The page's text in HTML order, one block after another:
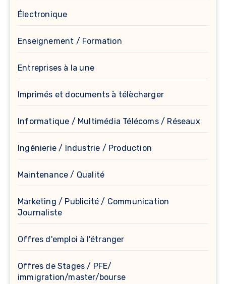
Électronique
Enseignement / Formation
Entreprises à la une
Imprimés et documents à télècharger
Informatique / Multimédia Télécoms / Réseaux
Ingénierie / Industrie / Production
Maintenance / Qualité
Marketing / Publicité / Communication
Journaliste
Offres d'emploi à l'étranger
Offres de Stages / PFE/
immigration/master/bourse